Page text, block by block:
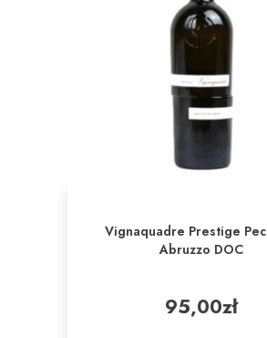
Vignaquadre Prestige
Abruzzo DOC
95,00zł